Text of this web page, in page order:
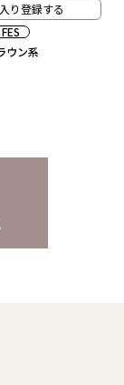
り登録する
ウン系